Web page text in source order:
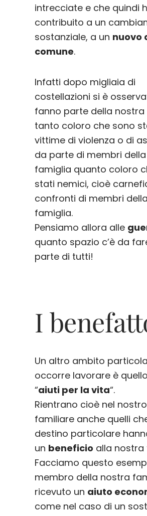
intrecciate e che quindi
contribuito a un
sostanziale, a un nuovo
comune.
Infatti dopo migliaia di
costellazioni si è
fanno parte della
tanto coloro che sono
vittime di violenza o di
da parte di membri
famiglia quanto coloro
stati nemici, cioè
confronti di membri
famiglia.
Pensiamo allora alle
quanto spazio c’è da
parte di tutti!
I
Un altro ambito
occorre lavorare è
“aiuti per la vita“.
Rientrano cioè nel
familiare anche quelli
destino particolare
un beneficio alla nostra
Facciamo questo
membro della nostra
ricevuto un aiuto
come nel caso di un